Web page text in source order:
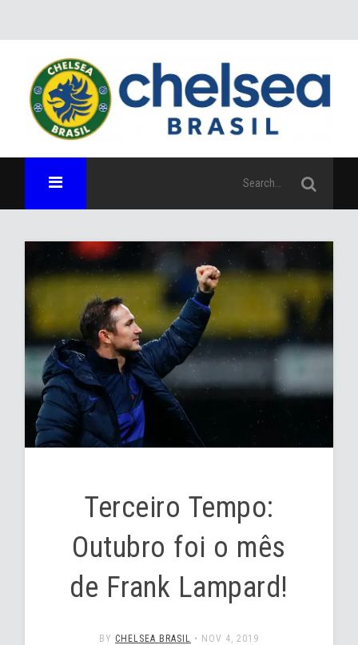
Terceiro Tempo:
Outubro foi o mês
de Frank Lampard!
BY CHELSEA BRASIL • NOV 4, 2019